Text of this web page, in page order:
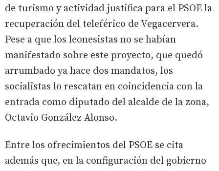
de turismo y actividad justifica para el PSOE la
recuperación del teleférico de Vegacervera.
Pese a que los leonesistas no se habían
manifestado sobre este proyecto, que quedó
arrumbado ya hace dos mandatos, los
socialistas lo rescatan en coincidencia con la
entrada como diputado del alcalde de la zona,
Octavio González Alonso.
Entre los ofrecimientos del PSOE se cita
además que, en la configuración del gobierno